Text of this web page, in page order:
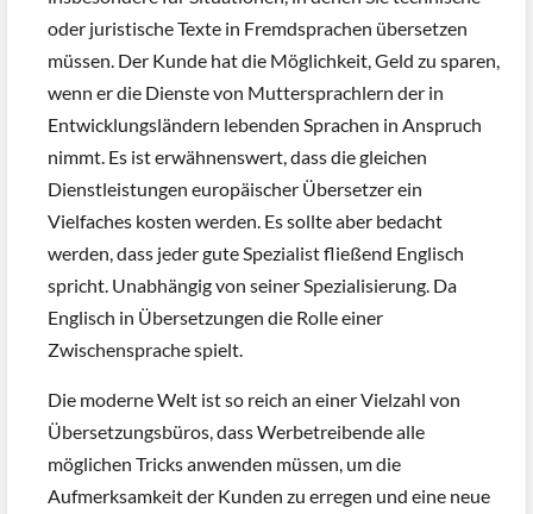
oder juristische Texte in Fremdsprachen übersetzen
müssen. Der Kunde hat die Möglichkeit, Geld zu sparen,
wenn er die Dienste von Muttersprachlern der in
Entwicklungsländern lebenden Sprachen in Anspruch
nimmt. Es ist erwähnenswert, dass die gleichen
Dienstleistungen europäischer Übersetzer ein
Vielfaches kosten werden. Es sollte aber bedacht
werden, dass jeder gute Spezialist fließend Englisch
spricht. Unabhängig von seiner Spezialisierung. Da
Englisch in Übersetzungen die Rolle einer
Zwischensprache spielt.
Die moderne Welt ist so reich an einer Vielzahl von
Übersetzungsbüros, dass Werbetreibende alle
möglichen Tricks anwenden müssen, um die
Aufmerksamkeit der Kunden zu erregen und eine neue